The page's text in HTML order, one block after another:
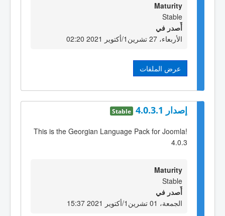
Maturity
Stable
أٌصدر في
الأربعاء، 27 تشرين1/أكتوير 2021 02:20
عرض الملفات
إصدار 4.0.3.1 Stable
This is the Georgian Language Pack for Joomla!
4.0.3
Maturity
Stable
أٌصدر في
الجمعة، 01 تشرين1/أكتوير 2021 15:37